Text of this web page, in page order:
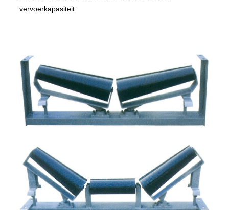
vervoerkapasiteit.